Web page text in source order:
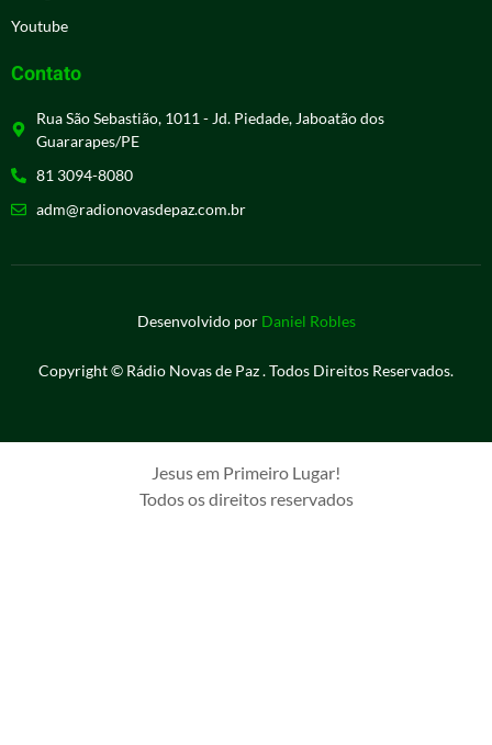
Youtube
Contato
Rua São Sebastião, 1011 - Jd. Piedade, Jaboatão dos
Guararapes/PE
81 3094-8080
adm@radionovasdepaz.com.br
Desenvolvido por Daniel Robles
Copyright © Rádio Novas de Paz . Todos Direitos Reservados.
Jesus em Primeiro Lugar!
Todos os direitos reservados